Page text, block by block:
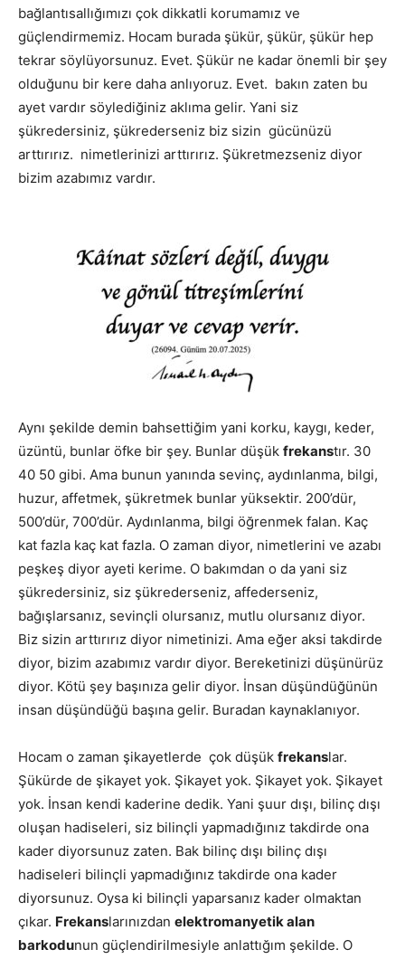
bağlantısallığımızı çok dikkatli korumamız ve
güçlendirmemiz. Hocam burada şükür, şükür, şükür hep
tekrar söylüyorsunuz. Evet. Şükür ne kadar önemli bir şey
olduğunu bir kere daha anlıyoruz. Evet. bakın zaten bu
ayet vardır söylediğiniz aklıma gelir. Yani siz
şükredersiniz, şükrederseniz biz sizin gücünüzü
arttırırız. nimetlerinizi arttırırız. Şükretmezseniz diyor
bizim azabımız vardır.
Aynı şekilde demin bahsettiğim yani korku, kaygı, keder,
üzüntü, bunlar öfke bir şey. Bunlar düşük frekanstır. 30
40 50 gibi. Ama bunun yanında sevinç, aydınlanma, bilgi,
huzur, affetmek, şükretmek bunlar yüksektir. 200’dür,
500’dür, 700’dür. Aydınlanma, bilgi öğrenmek falan. Kaç
kat fazla kaç kat fazla. O zaman diyor, nimetlerini ve azabı
peşkeş diyor ayeti kerime. O bakımdan o da yani siz
şükredersiniz, siz şükrederseniz, affederseniz,
bağışlarsanız, sevinçli olursanız, mutlu olursanız diyor.
Biz sizin arttırırız diyor nimetinizi. Ama eğer aksi takdirde
diyor, bizim azabımız vardır diyor. Bereketinizi düşünürüz
diyor. Kötü şey başınıza gelir diyor. İnsan düşündüğünün
insan düşündüğü başına gelir. Buradan kaynaklanıyor.
Hocam o zaman şikayetlerde çok düşük frekanslar.
Şükürde de şikayet yok. Şikayet yok. Şikayet yok. Şikayet
yok. İnsan kendi kaderine dedik. Yani şuur dışı, bilinç dışı
oluşan hadiseleri, siz bilinçli yapmadığınız takdirde ona
kader diyorsunuz zaten. Bak bilinç dışı bilinç dışı
hadiseleri bilinçli yapmadığınız takdirde ona kader
diyorsunuz. Oysa ki bilinçli yaparsanız kader olmaktan
çıkar. Frekanslarınızdan elektromanyetik alan
barkodunun güçlendirilmesiyle anlattığım şekilde. O